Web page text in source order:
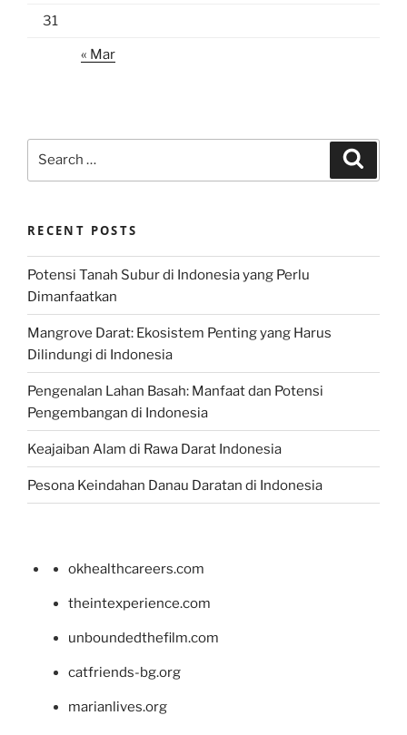
31
« Mar
RECENT POSTS
Potensi Tanah Subur di Indonesia yang Perlu
Dimanfaatkan
Mangrove Darat: Ekosistem Penting yang Harus
Dilindungi di Indonesia
Pengenalan Lahan Basah: Manfaat dan Potensi
Pengembangan di Indonesia
Keajaiban Alam di Rawa Darat Indonesia
Pesona Keindahan Danau Daratan di Indonesia
okhealthcareers.com
theintexperience.com
unboundedthefilm.com
catfriends-bg.org
marianlives.org